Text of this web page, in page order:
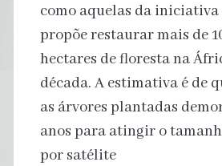
como aquelas da iniciativa
propõe restaurar mais de
hectares de floresta na
década. A estimativa é de
as árvores plantadas
anos para atingir o
por satélite